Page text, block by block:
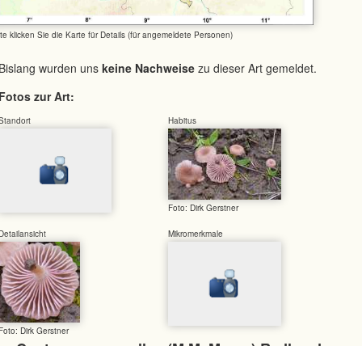
klicken Sie die Karte für Details (für angemeldete Personen)
wurden uns keine Nachweise zu dieser Art gemeldet.
zur Art:
Habitus
Foto: Dirk Gerstner
Dirk Gerstner
Mikromerkmale